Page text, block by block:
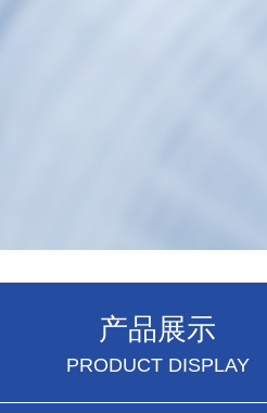
产品展示
PRODUCT DISPLAY